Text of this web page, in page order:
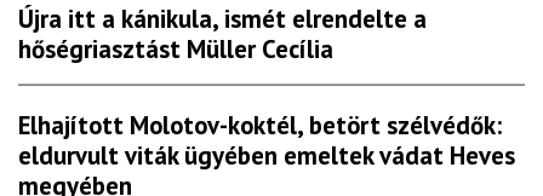
Újra itt a kánikula, ismét elrendelte a
hőségriasztást Müller Cecília
Elhajított Molotov-koktél, betört szélvédők:
eldurvult viták ügyében emeltek vádat Heves
megyében